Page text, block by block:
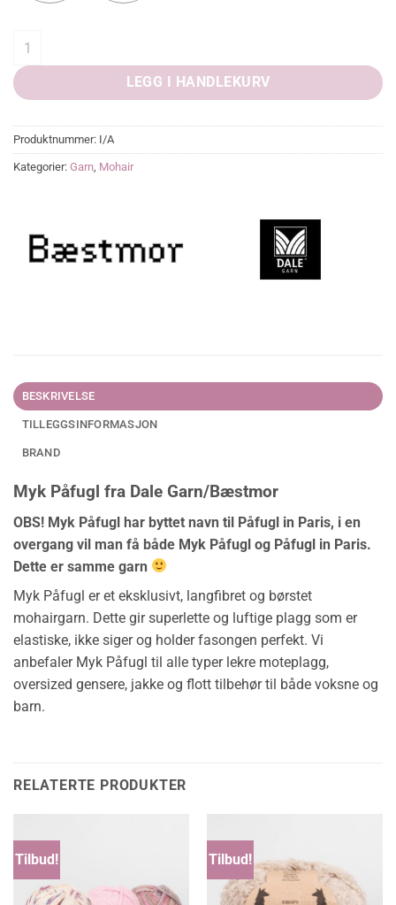
Påfugl in Paris quantity
LEGG I HANDLEKURV
Produktnummer: I/A
Kategorier: Garn Mohair
BESKRIVELSE
TILLEGGSINFORMASJON
BRAND
Myk Påfugl fra Dale Garn/Bæstmor
OBS! Myk Påfugl har byttet navn til Påfugl in Paris, i en
overgang vil man få både Myk Påfugl og Påfugl in Paris.
Dette er samme garn
Myk Påfugl er et eksklusivt, langfibret og børstet
mohairgarn. Dette gir superlette og luftige plagg som er
elastiske, ikke siger og holder fasongen perfekt. Vi
anbefaler Myk Påfugl til alle typer lekre moteplagg,
oversized gensere, jakke og flott tilbehør til både voksne og
barn.
RELATERTE PRODUKTER
Tilbud! Tilbud!